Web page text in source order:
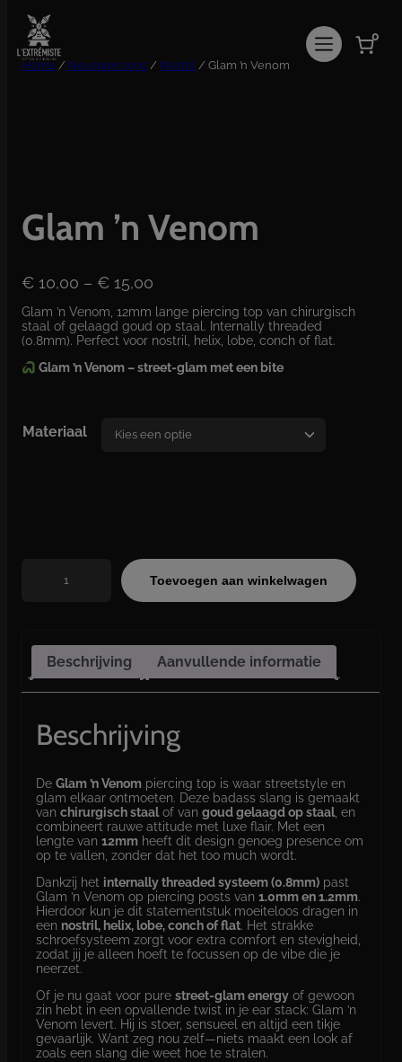
naar
de
inhoud
0
Home / Neuspiercings / Nostril / Glam ’n Venom
Glam ’n Venom
€ 10,00 – € 15,00
i
j
k
s
0
,
0
o
t
€
1
0
0
Glam ’n Venom, 12mm lange piercing top van chirurgisch
staal of gelaagd goud op staal. Internally threaded
(0.8mm). Perfect voor nostril, helix, lobe, conch of flat.
Glam ’n Venom – street-glam met een bite
Materiaal
Toevoegen aan winkelwagen
Beschrijving Aanvullende informatie
Beschrijving
DeGlam ’n Venom piercing top is waar streetstyle en
glam elkaar ontmoeten. Deze badass slang is gemaakt
vanchirurgisch staalof vangoud gelaagd op staal, en
combineert rauwe attitude met luxe flair. Met een
lengte van12mm heeft dit design genoeg presence om
op te vallen, zonder dat het too much wordt.
Dankzij het internally threaded systeem (0.8mm) past
Glam ’n Venom op piercing posts van1.0mm en 1.2mm.
Hierdoor kun je dit statementstuk moeiteloos dragen in
een nostril, helix, lobe, conch of flat. Het strakke
schroefsysteem zorgt voor extra comfort en stevigheid,
zodat jij je alleen hoeft te focussen op de vibe die je
neerzet.
Of je nu gaat voor purestreet-glam energy of gewoon
zin hebt in een opvallende twist in je ear stack: Glam ’n
Venom levert. Hij is stoer, sensueel en altijd een tikje
gevaarlijk. Want zeg nou zelf—niets maakt een look af
zoals een slang die weet hoe te stralen.